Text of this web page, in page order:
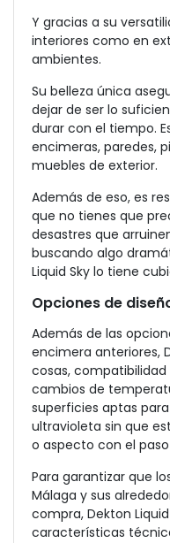
Y gracias a su
interiores como en
ambientes.
Su belleza única
dejar de ser lo
durar con el tiempo.
encimeras, paredes,
muebles de exterior.
Además de eso, es
que no tienes que
desastres que
buscando algo
Liquid Sky lo tiene
Opciones de
Además de las
encimera anteriores,
cosas,
cambios de
superficies aptas
ultravioleta sin que
o aspecto con el
Para garantizar que
Málaga y sus
compra, Dekton
características